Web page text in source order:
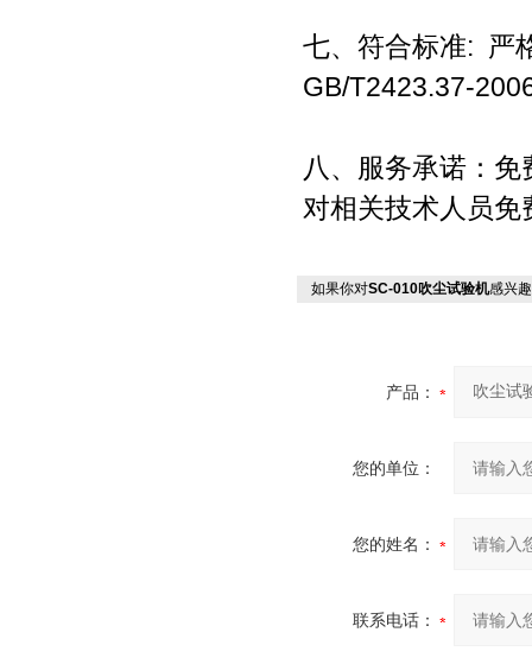
七、符合标准: 严
GB/T2423.37-
八、服务承诺：
对相关技术人员免
如果你对SC-010吹尘试验机感兴
产品：
您的单位：
您的姓名：
联系电话：